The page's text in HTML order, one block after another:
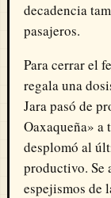
decadencia
pasajeros.
Para cerrar el
regala una
Jara pasó de
Oaxaqueña» a
desplomó al
productivo. Se
espejismos de